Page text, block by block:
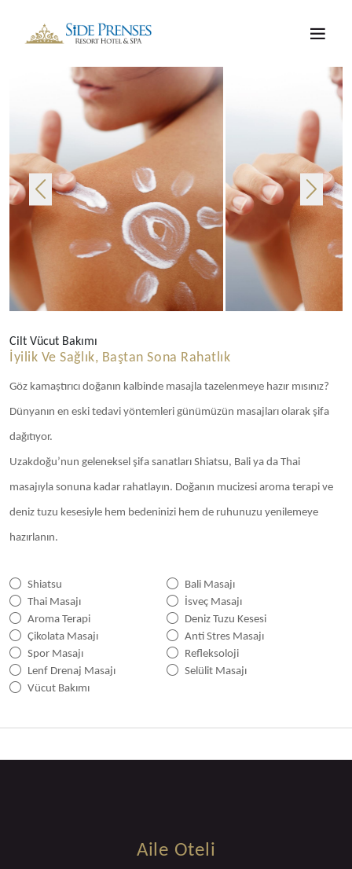
Cilt Vücut Bakımı
İyilik Ve Sağlık, Baştan Sona Rahatlık
Göz kamaştırıcı doğanın kalbinde masajla tazelenmeye hazır mısınız?
Dünyanın en eski tedavi yöntemleri günümüzün masajları olarak şifa
dağıtıyor.
Uzakdoğu’nun geleneksel şifa sanatları Shiatsu, Bali ya da Thai
masajıyla sonuna kadar rahatlayın. Doğanın mucizesi aroma terapi ve
deniz tuzu kesesiyle hem bedeninizi hem de ruhunuzu yenilemeye
hazırlanın.
Shiatsu
Bali Masajı
Thai Masajı
İsveç Masajı
Aroma Terapi
Deniz Tuzu Kesesi
Çikolata Masajı
Anti Stres Masajı
Spor Masajı
Refleksoloji
Lenf Drenaj Masajı
Selülit Masajı
Vücut Bakımı
Aile Oteli